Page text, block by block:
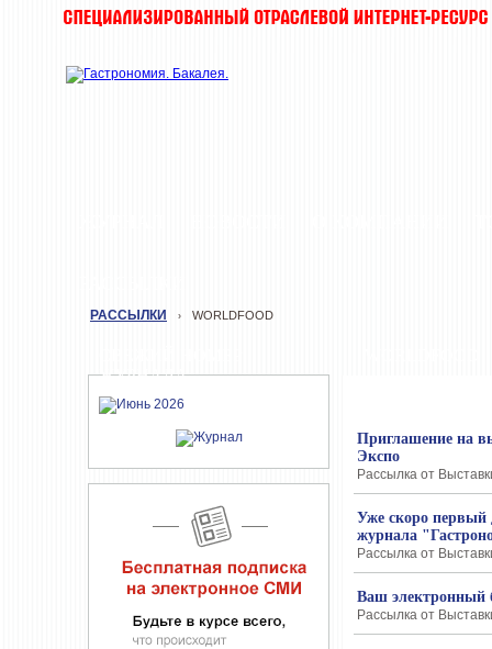
ЖУРНАЛА
РАССЫЛКИ › WORLDFOOD
Приглашение на
Экспо
Рассылка от
Уже скоро первый
журнала
Рассылка от
Ваш электронный
Рассылка от